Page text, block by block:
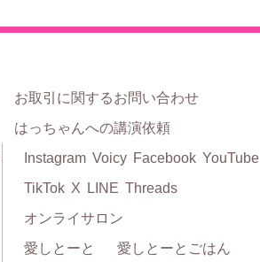
お取引に関するお問い合わせ
はっちゃんへの講演依頼
Instagram Voicy Facebook YouTube
TikTok X LINE Threads
オンライサロン
愛しとーと 愛しとーとごはん